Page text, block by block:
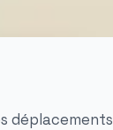
déplacements